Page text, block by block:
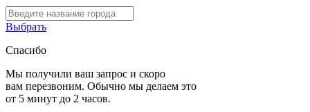
Выбрать
Спасибо
Мы получили ваш запрос и скоро
вам перезвоним. Обычно мы делаем это
от 5 минут до 2 часов.